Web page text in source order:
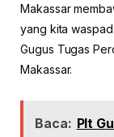
Makassar
yang kita
Gugus Tugas
Makassar.
Baca: Plt